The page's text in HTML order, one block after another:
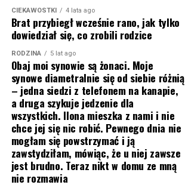
CIEKAWOSTKI 4 lata ago
Brat przybiegł wcześnie rano, jak tylko
dowiedział się, co zrobili rodzice
RODZINA 5 lat ago
Obaj moi synowie są żonaci. Moje
synowe diametralnie się od siebie różnią
– jedna siedzi z telefonem na kanapie,
a druga szykuje jedzenie dla
wszystkich. Ilona mieszka z nami i nie
chce jej się nic robić. Pewnego dnia nie
mogłam się powstrzymać i ją
zawstydziłam, mówiąc, że u niej zawsze
jest brudno. Teraz nikt w domu ze mną
nie rozmawia